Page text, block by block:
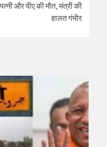
और पीए की मौत, मंत्री की
हालत गंभीर